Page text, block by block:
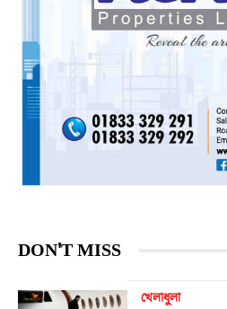
DON'T MISS
খেলাধুলা